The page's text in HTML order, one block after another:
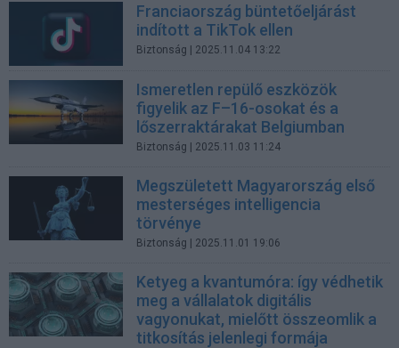
Franciaország büntetőeljárást
indított a TikTok ellen
Biztonság | 2025.11.04 13:22
Ismeretlen repülő eszközök
figyelik az F–16-osokat és a
lőszerraktárakat Belgiumban
Biztonság | 2025.11.03 11:24
Megszületett Magyarország első
mesterséges intelligencia
törvénye
Biztonság | 2025.11.01 19:06
Ketyeg a kvantumóra: így védhetik
meg a vállalatok digitális
vagyonukat, mielőtt összeomlik a
titkosítás jelenlegi formája